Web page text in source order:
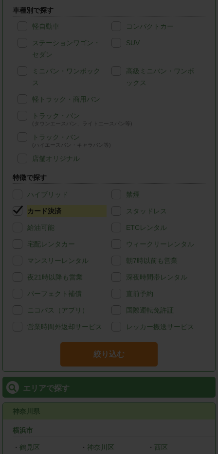
車種別で探す
軽自動車 コンパクトカー
ステーションワゴン・
セダン
SUV
ミニバン・ワンボック
ス
高級ミニバン・ワンボ
ックス
軽トラック・商用バン
トラック・バン
(タウンエースバン、ライトエースバン等)
トラック・バン
(ハイエースバン・キャラバン等)
店舗オリジナル
特徴で探す
ハイブリッド 禁煙
カード決済 スタッドレス
給油可能 ETCレンタル
宅配レンタカー ウィークリーレンタル
マンスリーレンタル 朝7時以前も営業
夜21時以降も営業 深夜時間帯レンタル
パーフェクト補償 直前予約
ニコパス（アプリ） 国際運転免許証
営業時間外返却サービス レッカー搬送サービス
絞り込む
エリアで探す
神奈川県
横浜市
・ 鶴見区 ・ 神奈川区 ・ 西区